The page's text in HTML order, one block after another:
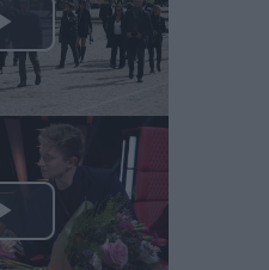
Play
Video
Play